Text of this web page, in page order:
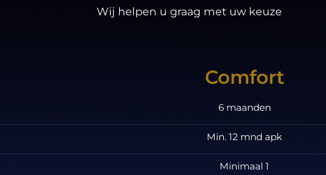
Wij helpen u graag met uw keuze
Comfort
6 maanden
Min. 12 mnd apk
Minimaal 1